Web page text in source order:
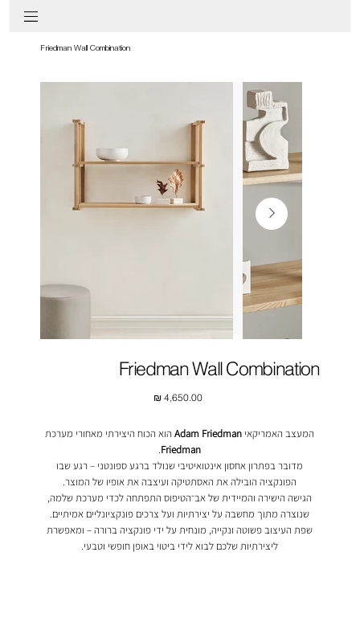
Friedman Wall Combination
Friedman Wall Combination
מחיר
המעצב האמריקאי Adam Friedmanהוא הכוח היצירתי מאחורי מערכת
Friedman
.
מדובר בפתרון אחסון אינטואיטיבי שנולד ברגע ספונטני – רגע שבו
הפונקציה הובילה את האסתטיקה ועיצבה את אופיו של המוצר.
הגישה הישירה והמיידית של אב־הטיפוס התפתחה לכדי מערכת שלמה,
שנוצרה מתוך מחשבה על יצירתיות ועל צרכים פונקציונליים אמיתיים.
שפת העיצוב פשוטה ונקייה, מונחית על ידי פונקציה ברורה – ומאפשרת
ליצירתיות שלכם לבוא לידי ביטוי באופן חופשי וטבעי.